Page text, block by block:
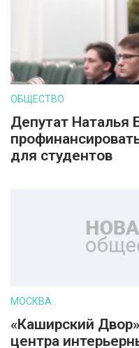
ОБЩЕСТВО
Депутат Наталья
для студентов
МОСКВА
«Каширский
центра